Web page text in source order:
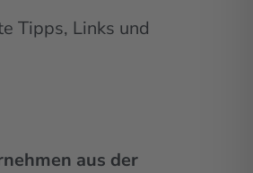
Tipps, Links und
aus der